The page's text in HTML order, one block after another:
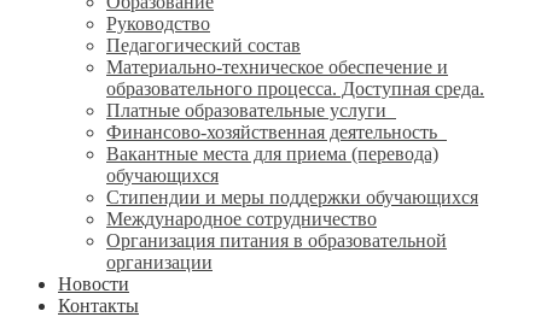
Руководство
Педагогический состав
Материально-техническое обеспечение и
образовательного процесса. Доступная среда.
Платные образовательные услуги
Финансово-хозяйственная деятельность
Вакантные места для приема (перевода)
обучающихся
Стипендии и меры поддержки обучающихся
Международное сотрудничество
Организация питания в образовательной
организации
Новости
Контакты